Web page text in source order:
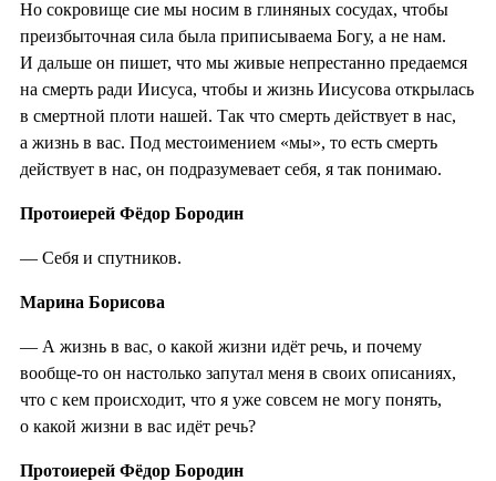
Но сокровище сие мы носим в глиняных сосудах, чтобы
преизбыточная сила была приписываема Богу, а не нам.
И дальше он пишет, что мы живые непрестанно предаемся
на смерть ради Иисуса, чтобы и жизнь Иисусова открылась
в смертной плоти нашей. Так что смерть действует в нас,
а жизнь в вас. Под местоимением «мы», то есть смерть
действует в нас, он подразумевает себя, я так понимаю.
Протоиерей Фёдор Бородин
— Себя и спутников.
Марина Борисова
— А жизнь в вас, о какой жизни идёт речь, и почему
вообще-то он настолько запутал меня в своих описаниях,
что с кем происходит, что я уже совсем не могу понять,
о какой жизни в вас идёт речь?
Протоиерей Фёдор Бородин